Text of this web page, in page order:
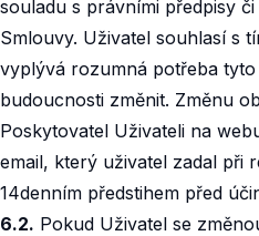
souladu s právními předpisy
Smlouvy. Uživatel souhlasí s
vyplývá rozumná potřeba
budoucnosti změnit. Změnu
Poskytovatel Uživateli na
email, který uživatel zadal při
14denním předstihem před
6.2. Pokud Uživatel se